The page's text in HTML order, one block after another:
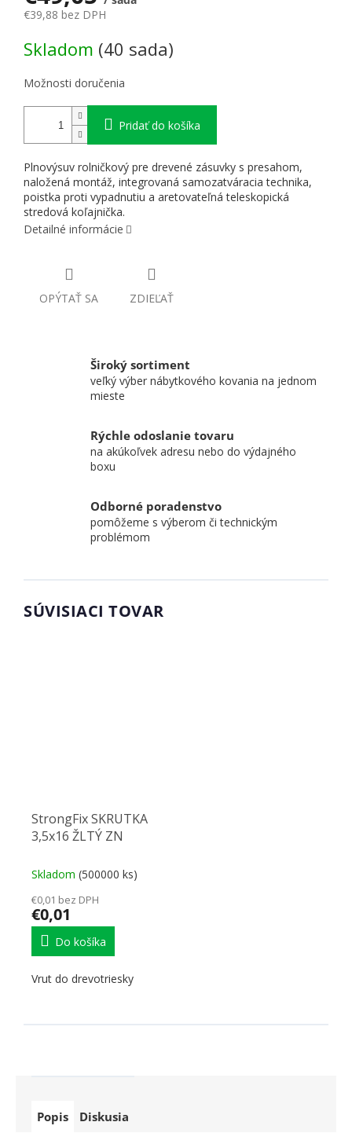
€39,88 bez DPH
Skladom (40 sada)
Možnosti doručenia
Pridať do košíka
Plnovýsuv rolničkový pre drevené zásuvky s presahom,
naložená montáž, integrovaná samozatváracia technika,
poistka proti vypadnutiu a aretovateľná teleskopická
stredová koľajnička.
Detailné informácie
OPÝTAŤ SA ZDIEĽAŤ
Široký sortiment
veľký výber nábytkového kovania na jednom
mieste
Rýchle odoslanie tovaru
na akúkoľvek adresu nebo do výdajného
boxu
Odborné poradenstvo
pomôžeme s výberom či technickým
problémom
SÚVISIACI TOVAR
StrongFix SKRUTKA
3,5x16 ŽLTÝ ZN
Skladom (500000 ks)
€0,01 bez DPH
€0,01
Do košíka
Vrut do drevotriesky
Popis Diskusia